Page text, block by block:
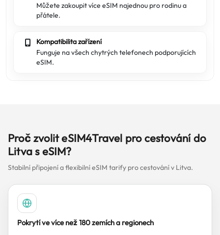
Můžete zakoupit více eSIM najednou pro rodinu a
přátele.
Kompatibilita zařízení
Funguje na všech chytrých telefonech podporujících
eSIM.
Proč zvolit eSIM4Travel pro cestování do
Litva s eSIM?
Stabilní připojení a flexibilní eSIM tarify pro cestování v Litva.
Pokrytí ve více než 180 zemích a regionech